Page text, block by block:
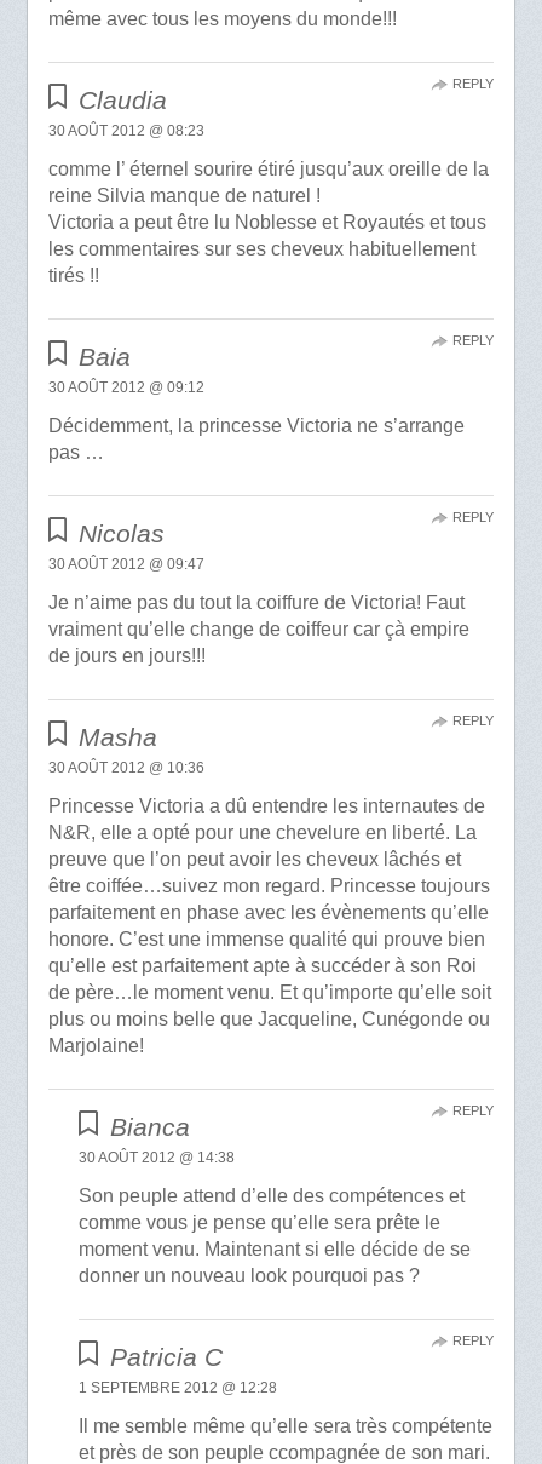
même avec tous les moyens du monde!!!
Claudia
30 AOÛT 2012 @ 08:23
comme l’ éternel sourire étiré jusqu’aux oreille de la
reine Silvia manque de naturel !
Victoria a peut être lu Noblesse et Royautés et tous
les commentaires sur ses cheveux habituellement
tirés !!
REPLY
Baia
30 AOÛT 2012 @ 09:12
Décidemment, la princesse Victoria ne s’arrange
pas …
REPLY
Nicolas
30 AOÛT 2012 @ 09:47
Je n’aime pas du tout la coiffure de Victoria! Faut
vraiment qu’elle change de coiffeur car çà empire
de jours en jours!!!
REPLY
Masha
30 AOÛT 2012 @ 10:36
Princesse Victoria a dû entendre les internautes de
N&R, elle a opté pour une chevelure en liberté. La
preuve que l’on peut avoir les cheveux lâchés et
être coiffée…suivez mon regard. Princesse toujours
parfaitement en phase avec les évènements qu’elle
honore. C’est une immense qualité qui prouve bien
qu’elle est parfaitement apte à succéder à son Roi
de père…le moment venu. Et qu’importe qu’elle soit
plus ou moins belle que Jacqueline, Cunégonde ou
Marjolaine!
REPLY
Bianca
30 AOÛT 2012 @ 14:38
Son peuple attend d’elle des compétences et
comme vous je pense qu’elle sera prête le
moment venu. Maintenant si elle décide de se
donner un nouveau look pourquoi pas ?
REPLY
Patricia C
1 SEPTEMBRE 2012 @ 12:28
Il me semble même qu’elle sera très compétente
et près de son peuple ccompagnée de son mari.
REPLY